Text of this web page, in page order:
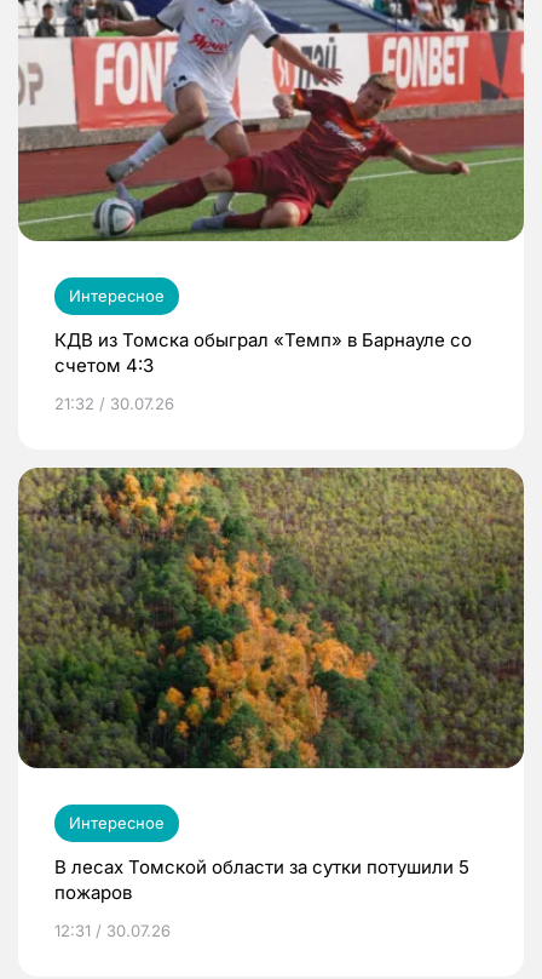
Интересное
КДВ из Томска обыграл «Темп» в Барнауле со
счетом 4:3
21:32 / 30.07.26
Интересное
В лесах Томской области за сутки потушили 5
пожаров
12:31 / 30.07.26